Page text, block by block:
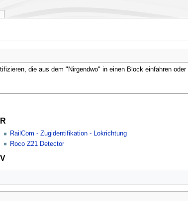
die aus dem "Nirgendwo" in einen Block einfahren
R
RailCom - Zugidentifikation - Lokrichtung
Roco Z21 Detector
V